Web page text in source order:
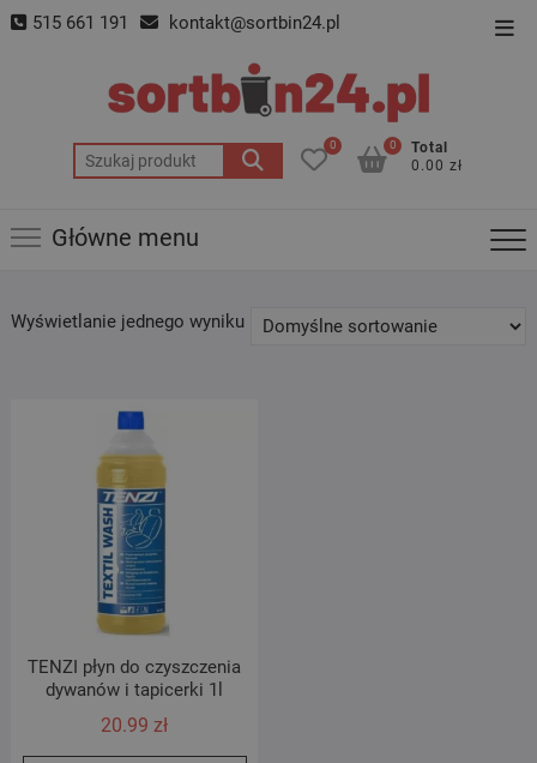
Skip 515 661 191 kontakt@sortbin24.pl
Szukaj:
0
Total
0.00 zł
0
Główne menu
Wyświetlanie jednego wyniku
TENZI płyn do czyszczenia
dywanów i tapicerki 1l
20.99zł